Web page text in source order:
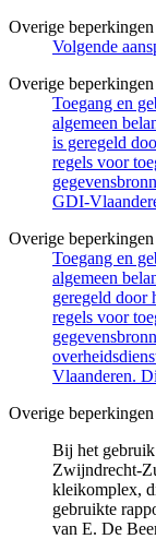
Overige beperkingen
Volgende
Overige beperkingen
Toegang en
algemeen
is geregeld
regels voor
GDI-
Overige beperkingen
Toegang en
algemeen
geregeld door
regels voor
Vlaanderen.
Overige beperkingen
Bij het
Zwijndrecht-
kleikomplex,
gebruikte
van E. De